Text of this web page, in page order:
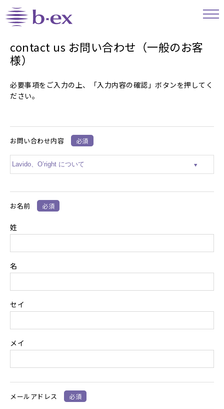
contact us お問い合わせ（一般のお客
様）
必要事項をご入力の上、「入力内容の確認」ボタンを押してく
ださい。
お問い合わせ内容 必須
お名前 必須
姓
名
セイ
メイ
メールアドレス 必須